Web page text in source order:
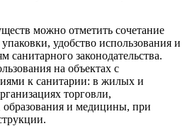
можно отметить сочетание
удобство использования и
санитарного законодательства.
на объектах с
к санитарии: в жилых и
торговли,
образования и медицины, при